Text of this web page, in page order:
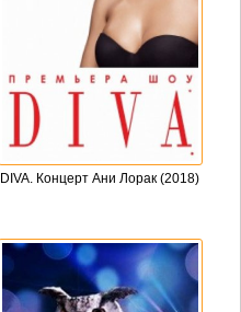
DIVA. Концерт Ани Лорак (2018)